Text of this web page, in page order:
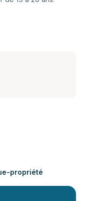
propriété